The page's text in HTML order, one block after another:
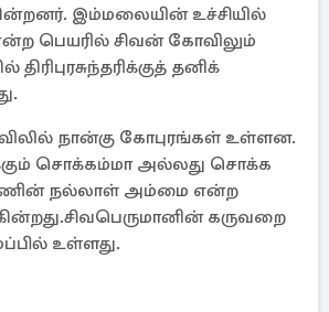
இம்மலையின் உச்சியில்
பெயரில் சிவன் கோவிலும்
தனிக்
நான்கு கோபுரங்கள் உள்ளன.
சொக்கம்மா அல்லது சொக்க
நல்லாள் அம்மை என்ற
கருவறை
உள்ளது.